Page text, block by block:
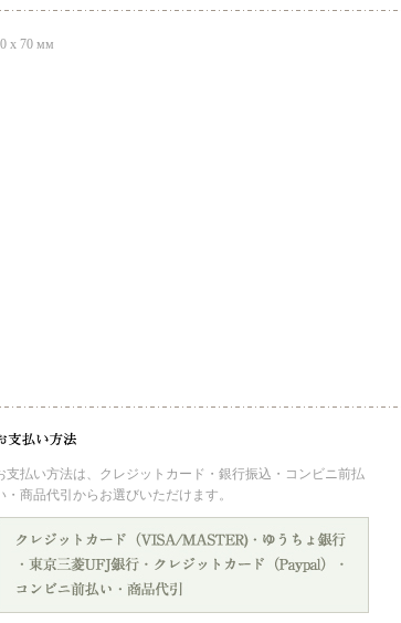
x 70 мм
支払い方法は、クレジットカード・銀行振込・コンビニ前払
・商品代引からお選びいただけます。